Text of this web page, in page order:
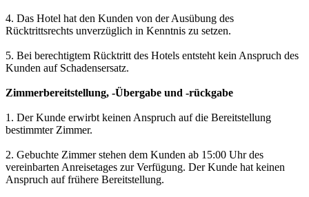
4. Das Hotel hat den Kunden von der Ausübung des
Rücktrittsrechts unverzüglich in Kenntnis zu setzen.
5. Bei berechtigtem Rücktritt des Hotels entsteht kein Anspruch des
Kunden auf Schadensersatz.
Zimmerbereitstellung, -Übergabe und -rückgabe
1. Der Kunde erwirbt keinen Anspruch auf die Bereitstellung
bestimmter Zimmer.
2. Gebuchte Zimmer stehen dem Kunden ab 15:00 Uhr des
vereinbarten Anreisetages zur Verfügung. Der Kunde hat keinen
Anspruch auf frühere Bereitstellung.